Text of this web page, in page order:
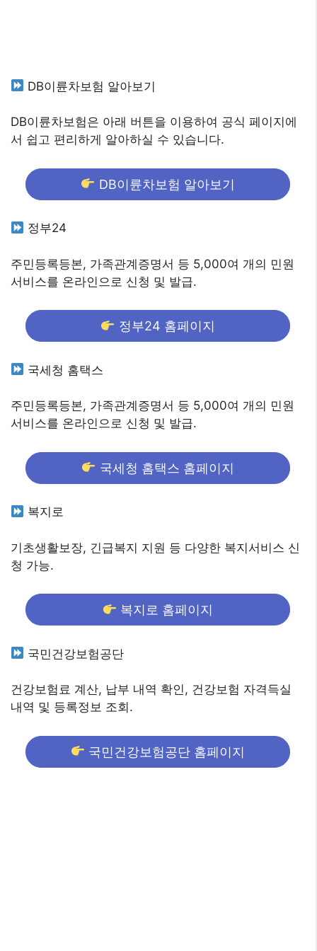
DB이륜차보험 알아보기
DB이륜차보험은 아래 버튼을 이용하여 공식 페이지에
서 쉽고 편리하게 알아하실 수 있습니다.
DB이륜차보험 알아보기
정부24
주민등록등본, 가족관계증명서 등 5,000여 개의 민원
서비스를 온라인으로 신청 및 발급.
정부24 홈페이지
국세청 홈택스
주민등록등본, 가족관계증명서 등 5,000여 개의 민원
서비스를 온라인으로 신청 및 발급.
국세청 홈택스 홈페이지
복지로
기초생활보장, 긴급복지 지원 등 다양한 복지서비스 신
청 가능.
복지로 홈페이지
국민건강보험공단
건강보험료 계산, 납부 내역 확인, 건강보험 자격득실
내역 및 등록정보 조회.
국민건강보험공단 홈페이지